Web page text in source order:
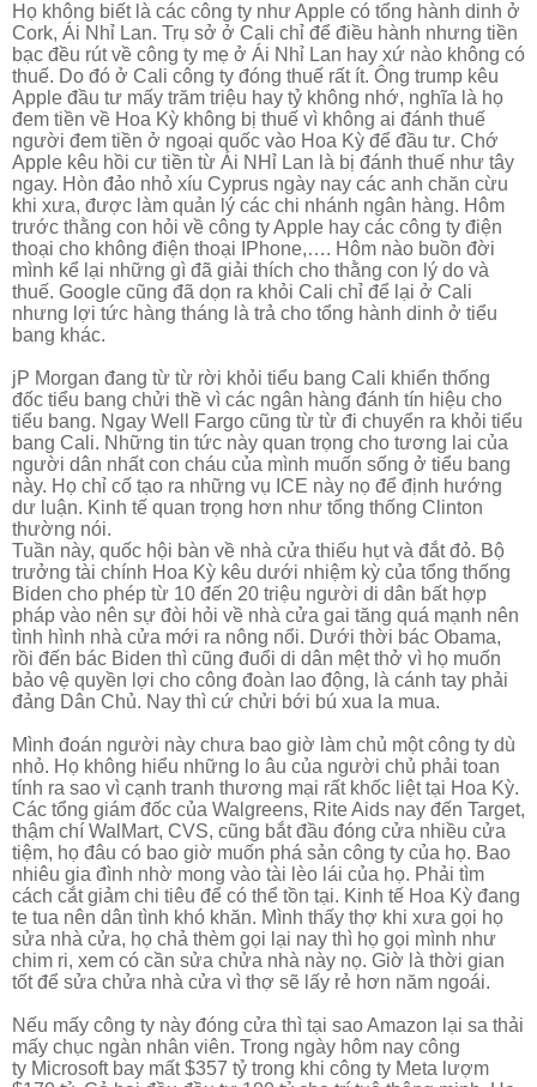
Họ không biết là các công ty như Apple có tổng hành dinh ở
Cork, Ái Nhỉ Lan. Trụ sở ở Cali chỉ để điều hành nhưng tiền
bạc đều rút về công ty mẹ ở Ái Nhỉ Lan hay xứ nào không có
thuế. Do đó ở Cali công ty đóng thuế rất ít. Ông trump kêu
Apple đầu tư mấy trăm triệu hay tỷ không nhớ, nghĩa là họ
đem tiền về Hoa Kỳ không bị thuế vì không ai đánh thuế
người đem tiền ở ngoại quốc vào Hoa Kỳ để đầu tư. Chớ
Apple kêu hồi cư tiền từ Ái NHỉ Lan là bị đánh thuế như tây
ngay. Hòn đảo nhỏ xíu Cyprus ngày nay các anh chăn cừu
khi xưa, được làm quản lý các chi nhánh ngân hàng. Hôm
trước thằng con hỏi về công ty Apple hay các công ty điện
thoại cho không điện thoại IPhone,…. Hôm nào buồn đời
mình kể lại những gì đã giải thích cho thằng con lý do và
thuế. Google cũng đã dọn ra khỏi Cali chỉ để lại ở Cali
nhưng lợi tức hàng tháng là trả cho tổng hành dinh ở tiểu
bang khác.
jP Morgan đang từ từ rời khỏi tiểu bang Cali khiển thống
đốc tiểu bang chửi thề vì các ngân hàng đánh tín hiệu cho
tiểu bang. Ngay Well Fargo cũng từ từ đi chuyển ra khỏi tiểu
bang Cali. Những tin tức này quan trọng cho tương lai của
người dân nhất con cháu của mình muốn sống ở tiểu bang
này. Họ chỉ cố tạo ra những vụ ICE này nọ để định hướng
dư luận. Kinh tế quan trọng hơn như tổng thống Clinton
thường nói.
Tuần này, quốc hội bàn về nhà cửa thiếu hụt và đắt đỏ. Bộ
trưởng tài chính Hoa Kỳ kêu dưới nhiệm kỳ của tổng thống
Biden cho phép từ 10 đến 20 triệu người di dân bất hợp
pháp vào nên sự đòi hỏi về nhà cửa gai tăng quá mạnh nên
tình hình nhà cửa mới ra nông nổi. Dưới thời bác Obama,
rồi đến bác Biden thì cũng đuổi di dân mệt thở vì họ muốn
bảo vệ quyền lợi cho công đoàn lao động, là cánh tay phải
đảng Dân Chủ. Nay thì cứ chửi bới bú xua la mua.
Mình đoán người này chưa bao giờ làm chủ một công ty dù
nhỏ. Họ không hiểu những lo âu của người chủ phải toan
tính ra sao vì cạnh tranh thương mại rất khốc liệt tại Hoa Kỳ.
Các tổng giám đốc của Walgreens, Rite Aids nay đến Target,
thậm chí WalMart, CVS, cũng bắt đầu đóng cửa nhiều cửa
tiệm, họ đâu có bao giờ muốn phá sản công ty của họ. Bao
nhiêu gia đình nhờ mong vào tài lèo lái của họ. Phải tìm
cách cắt giảm chi tiêu để có thể tồn tại. Kinh tế Hoa Kỳ đang
te tua nên dân tình khó khăn. Mình thấy thợ khi xưa gọi họ
sửa nhà cửa, họ chả thèm gọi lại nay thì họ gọi mình như
chim ri, xem có cần sửa chửa nhà này nọ. Giờ là thời gian
tốt để sửa chửa nhà cửa vì thợ sẽ lấy rẻ hơn năm ngoái.
Nếu mấy công ty này đóng cửa thì tại sao Amazon lại sa thải
mấy chục ngàn nhân viên. Trong ngày hôm nay công
ty Microsoft bay mất $357 tỷ trong khi công ty Meta lượm